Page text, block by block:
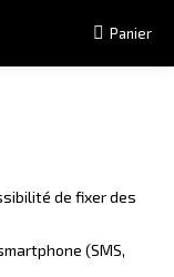
Panier
de fixer des
(SMS,